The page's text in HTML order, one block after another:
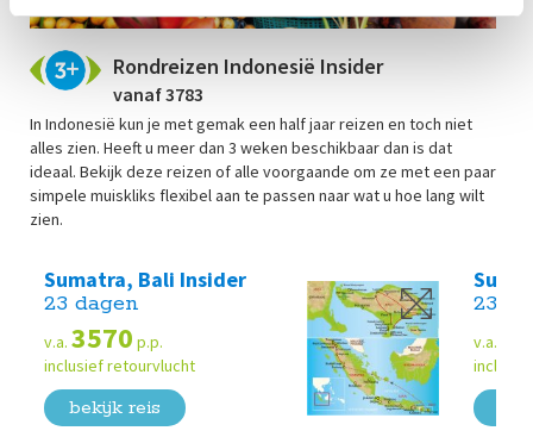
Rondreizen Indonesië Insider
vanaf 3783
In Indonesië kun je met gemak een half jaar reizen en toch niet
alles zien. Heeft u meer dan 3 weken beschikbaar dan is dat
ideaal. Bekijk deze reizen of alle voorgaande om ze met een paar
simpele muiskliks flexibel aan te passen naar wat u hoe lang wilt
zien.
Sumatra, Bali Insider
23 dagen
v.a. 3570 p.p.
inclusief retourvlucht
bekijk reis
23
v.a.